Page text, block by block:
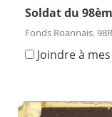
Soldat du
Fonds Roannais.
Joindre à